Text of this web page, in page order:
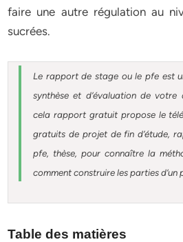
faire une autre régulation au
sucrées.
Le rapport de stage ou le pfe est
synthèse et d’évaluation de votre
cela rapport gratuit propose le
gratuits de projet de fin d’étude,
pfe, thèse, pour connaître la
comment construire les parties d’un
Table des matières